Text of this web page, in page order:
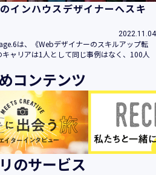
インハウスデザイナーへスキ
2022.11.04
は、《Webデザイナーのスキルアップ転
ャリアは1人として同じ事例はなく、100人
コンテンツ
のサービス